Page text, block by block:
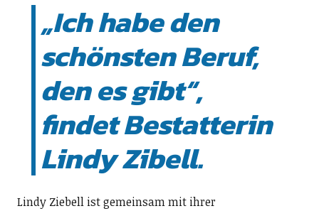
„Ich habe den
schönsten Beruf,
den es gibt“,
findet Bestatterin
Lindy Zibell.
Lindy Ziebell ist gemeinsam mit ihrer